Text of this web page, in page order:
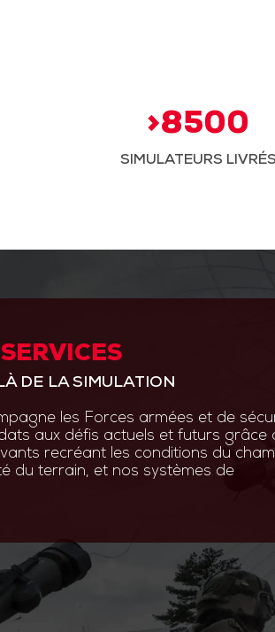
>8500
SIMULATEURS LIVRÉS
DE LA SIMULATION
les Forces armées et de
aux défis actuels et futurs grâce
recréant les conditions du
du terrain, et nos systèmes de
PAR L’INNOVATION
place l’innovation au cœur de sa
système, optronique,
technologies de pointe comme la
du terrain.